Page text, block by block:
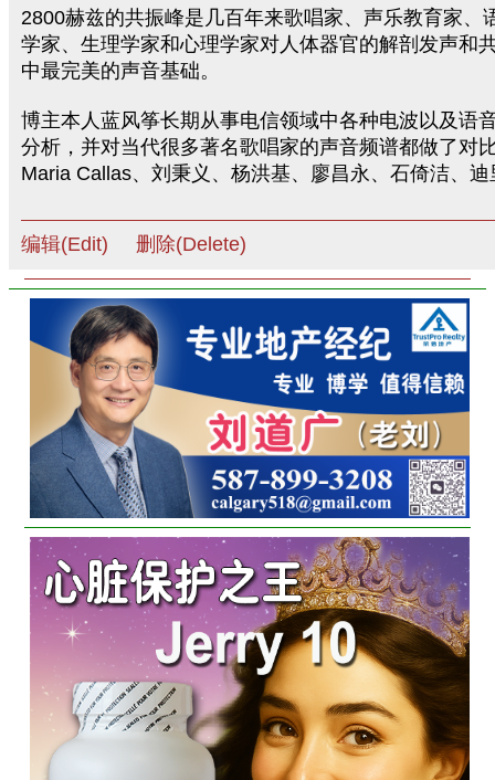
2800赫兹的共振峰是几百年来歌唱家、声乐教育家、
学家、生理学家和心理学家对人体器官的解剖发声和
中最完美的声音基础。
博主本人蓝风筝长期从事电信领域中各种电波以及语
分析，并对当代很多著名歌唱家的声音频谱都做了对
Maria Callas、刘秉义、杨洪基、廖昌永、石倚洁、
编辑(Edit) 删除(Delete)